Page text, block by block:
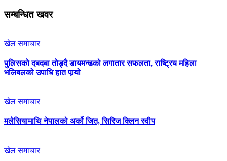
सम्बन्धित खवर
खेल समाचार
पुलिसको दबदबा तोड्दै डायमन्डको लगातार सफलता, राष्ट्रिय महिला
भलिबलको उपाधि हात पार्‍यो
खेल समाचार
मलेसियामाथि नेपालको अर्को जित, सिरिज क्लिन स्वीप
खेल समाचार